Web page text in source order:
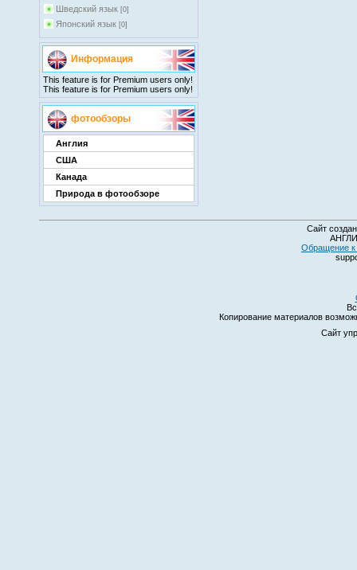
Шведский язык [0]
Японский язык [0]
Информация
This feature is for Premium users only!
This feature is for Premium users only!
фотообзоры
Англия
США
Канада
Природа в фотообзоре
Сайт
Обращение к
Копирование материалов
Сайт